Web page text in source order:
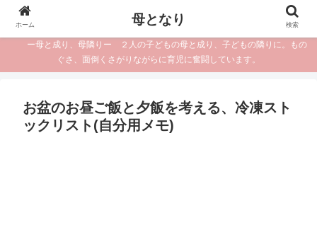
ー母と成り、母隣りー ２人の子どもの母と成り、子どもの隣りに。もの
ぐさ、面倒くさがりながらに育児に奮闘しています。
お盆のお昼ご飯と夕飯を考える、冷凍スト
ックリスト(自分用メモ)
ホーム 母となり 検索